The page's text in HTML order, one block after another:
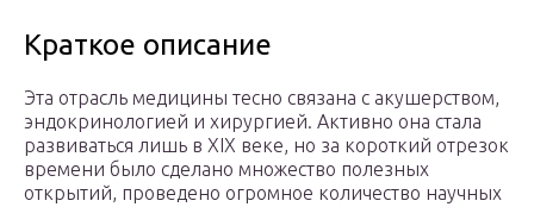
Краткое описание
Эта отрасль медицины тесно связана с акушерством,
эндокринологией и хирургией. Активно она стала
развиваться лишь в XIX веке, но за короткий отрезок
времени было сделано множество полезных
открытий, проведено огромное количество научных